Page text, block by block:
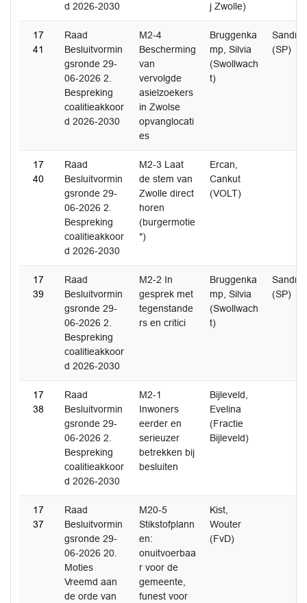
d 2026-2030
j Zwolle)
17
41
Raad
Besluitvormin
gsronde 29-
06-2026 2.
Bespreking
coalitieakkoor
d 2026-2030
M2-4
Bescherming
van
vervolgde
asielzoekers
in Zwolse
opvanglocati
es
Bruggenka
mp, Silvia
(Swollwach
t)
Sandra
(SP)
17
40
Raad
Besluitvormin
gsronde 29-
06-2026 2.
Bespreking
coalitieakkoor
d 2026-2030
M2-3 Laat
de stem van
Zwolle direct
horen
(burgermotie
*)
Ercan,
Cankut
(VOLT)
17
39
Raad
Besluitvormin
gsronde 29-
06-2026 2.
Bespreking
coalitieakkoor
d 2026-2030
M2-2 In
gesprek met
tegenstande
rs en critici
Bruggenka
mp, Silvia
(Swollwach
t)
Sandra
(SP)
17
38
Raad
Besluitvormin
gsronde 29-
06-2026 2.
Bespreking
coalitieakkoor
d 2026-2030
M2-1
Inwoners
eerder en
serieuzer
betrekken bij
besluiten
Bijleveld,
Evelina
(Fractie
Bijleveld)
17
37
Raad
Besluitvormin
gsronde 29-
06-2026 20.
Moties
Vreemd aan
de orde van
M20-5
Stikstofplann
en:
onuitvoerbaa
r voor de
gemeente,
funest voor
Kist,
Wouter
(FvD)